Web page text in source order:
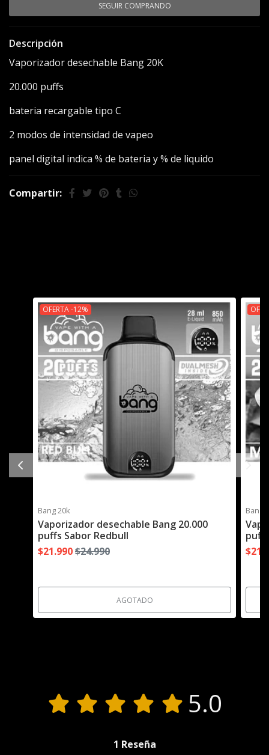
SEGUIR COMPRANDO
Descripción
Vaporizador desechable Bang 20K
20.000 puffs
bateria recargable tipo C
2 modos de intensidad de vapeo
panel digital indica % de bateria y % de liquido
Compartir:
OFERTA -12%
Bang 20k
Vaporizador desechable Bang 20.000
puffs Sabor Redbull
$21.990$24.990
AGOTADO
Bang
5.0
1 Reseña